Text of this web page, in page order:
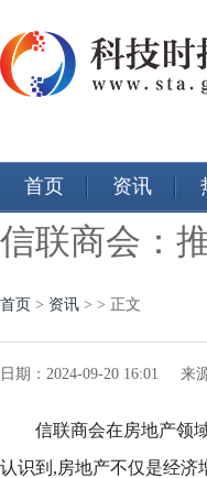
首页 资讯
信联商会：
首页 > 资讯 > > 正文
日期：2024-09-20 16:01 来
信联商会在房地产领
认识到,房地产不仅是经济